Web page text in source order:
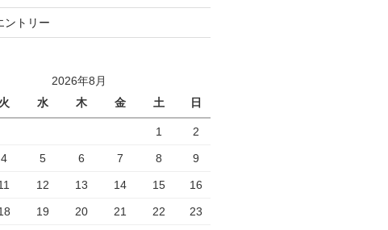
ントリー
2026年8月
火 水 木 金 土 日
1 2
4 5 6 7 8 9
12 13 14 15 16
19 20 21 22 23